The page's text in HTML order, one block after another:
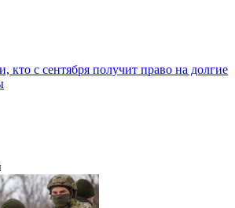
кто с сентября получит право на долгие